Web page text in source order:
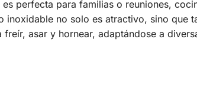
perfecta para familias o reuniones,
inoxidable no solo es atractivo, sino que
freír, asar y hornear, adaptándose a